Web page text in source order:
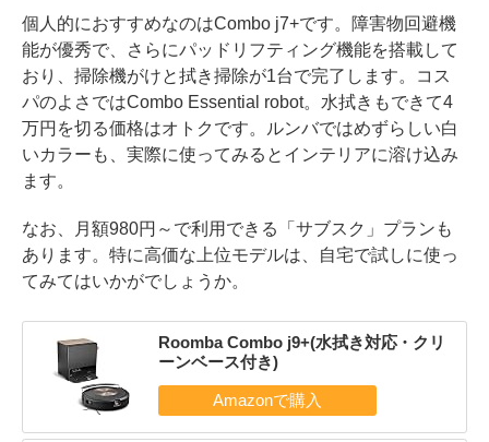
個人的におすすめなのはCombo j7+です。障害物回避機
能が優秀で、さらにパッドリフティング機能を搭載して
おり、掃除機がけと拭き掃除が1台で完了します。コス
パのよさではCombo Essential robot。水拭きもできて4
万円を切る価格はオトクです。ルンバではめずらしい白
いカラーも、実際に使ってみるとインテリアに溶け込み
ます。
なお、月額980円～で利用できる「サブスク」プランも
あります。特に高価な上位モデルは、自宅で試しに使っ
てみてはいかがでしょうか。
Roomba Combo j9+(水拭き対応・クリ
ーンベース付き)